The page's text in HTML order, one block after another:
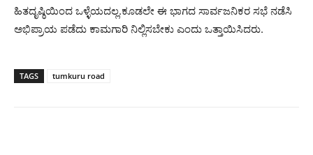
ಹಿತದೃಷ್ಠಿಯಿಂದ ಒಳ್ಳೆಯದಲ್ಲ.ಕೂಡಲೇ ಈ ಭಾಗದ ಸಾರ್ವಜನಿಕರ ಸಭೆ ನಡೆಸಿ
ಅಭಿಪ್ರಾಯ ಪಡೆದು ಕಾಮಗಾರಿ ನಿಲ್ಲಿಸಬೇಕು ಎಂದು ಒತ್ತಾಯಿಸಿದರು.
TAGS tumkuru road